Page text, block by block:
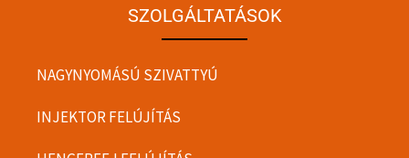
SZOLGÁLTATÁSOK
NAGYNYOMÁSÚ SZIVATTYÚ
INJEKTOR FELÚJÍTÁS